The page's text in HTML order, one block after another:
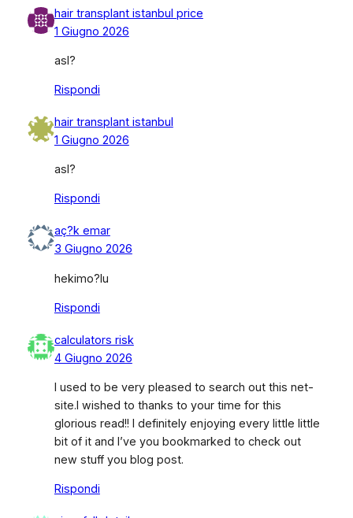
hair transplant istanbul price
1 Giugno 2026
asl?
Rispondi
hair transplant istanbul
1 Giugno 2026
asl?
Rispondi
aç?k emar
3 Giugno 2026
hekimo?lu
Rispondi
calculators risk
4 Giugno 2026
I used to be very pleased to search out this net-
site.I wished to thanks to your time for this
glorious read!! I definitely enjoying every little little
bit of it and I’ve you bookmarked to check out
new stuff you blog post.
Rispondi